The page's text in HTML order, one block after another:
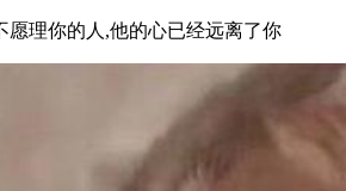
愿理你的人,他的心已经远离了你